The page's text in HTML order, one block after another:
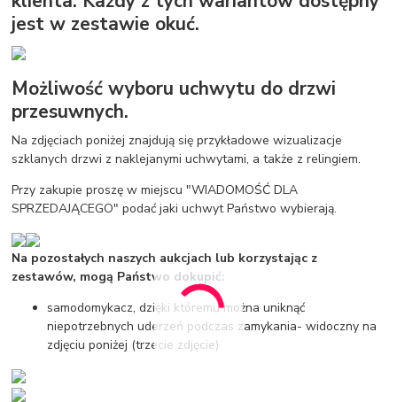
jest w zestawie okuć.
Możliwość wyboru uchwytu do drzwi
przesuwnych.
Na zdjęciach poniżej znajdują się przykładowe wizualizacje
szklanych drzwi z naklejanymi uchwytami, a także z relingiem.
Przy zakupie proszę w miejscu "WIADOMOŚĆ DLA
SPRZEDAJĄCEGO" podać jaki uchwyt Państwo wybierają.
Na pozostałych naszych aukcjach lub korzystając z
zestawów, mogą Państwo dokupić:
samodomykacz, dzięki któremu można uniknąć
niepotrzebnych uderzeń podczas zamykania- widoczny na
zdjęciu poniżej (trzecie zdjęcie)